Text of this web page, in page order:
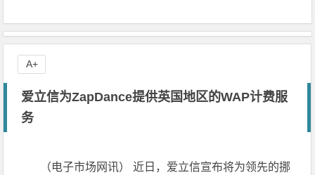
爱立信为ZapDance提供英国地区的WAP计费服
务
（电子市场网讯） 近日，爱立信宣布将为领先的挪
A+